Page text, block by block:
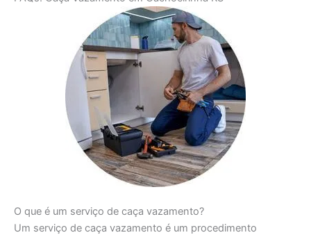
O que é um serviço de caça vazamento?
Um serviço de caça vazamento é um procedimento